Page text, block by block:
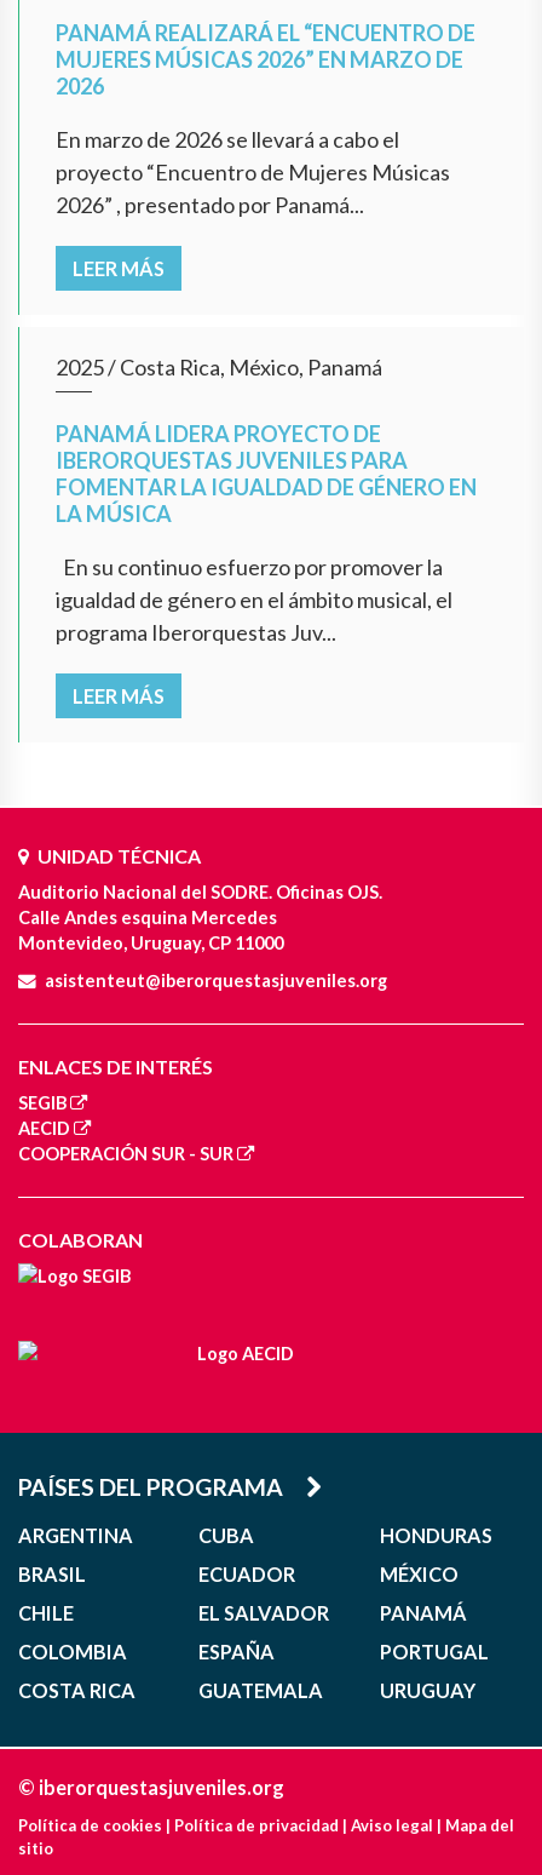
PANAMÁ REALIZARÁ EL “ENCUENTRO DE
MUJERES MÚSICAS 2026” EN MARZO DE
2026
En marzo de 2026 se llevará a cabo el
proyecto “Encuentro de Mujeres Músicas
2026” , presentado por Panamá...
LEER MÁS
2025/Costa Rica, México, Panamá
PANAMÁ LIDERA PROYECTO DE
IBERORQUESTAS JUVENILES PARA
FOMENTAR LA IGUALDAD DE GÉNERO EN
LA MÚSICA
En su continuo esfuerzo por promover la
igualdad de género en el ámbito musical, el
programa Iberorquestas Juv...
LEER MÁS
UNIDAD TÉCNICA
Auditorio Nacional del SODRE. Oficinas OJS.
Calle Andes esquina Mercedes
Montevideo, Uruguay, CP 11000
asistenteut@iberorquestasjuveniles.org
ENLACES DE INTERÉS
SEGIB
AECID
COOPERACIÓN SUR - SUR
COLABORAN
PAÍSES DEL PROGRAMA
ARGENTINA
BRASIL
CHILE
COLOMBIA
COSTA RICA
CUBA
ECUADOR
EL SALVADOR
ESPAÑA
GUATEMALA
HONDURAS
MÉXICO
PANAMÁ
PORTUGAL
URUGUAY
© iberorquestasjuveniles.org
Política de cookies | Política de privacidad | Aviso legal | Mapa del
sitio